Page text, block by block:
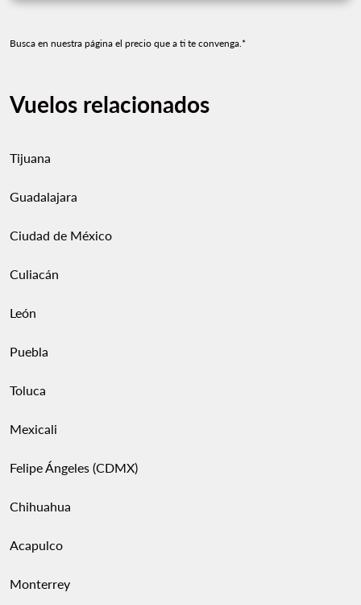
Busca en nuestra página el precio que a ti te convenga.*
Vuelos relacionados
Tijuana
Guadalajara
Ciudad de México
Culiacán
León
Puebla
Toluca
Mexicali
Felipe Ángeles (CDMX)
Chihuahua
Acapulco
Monterrey